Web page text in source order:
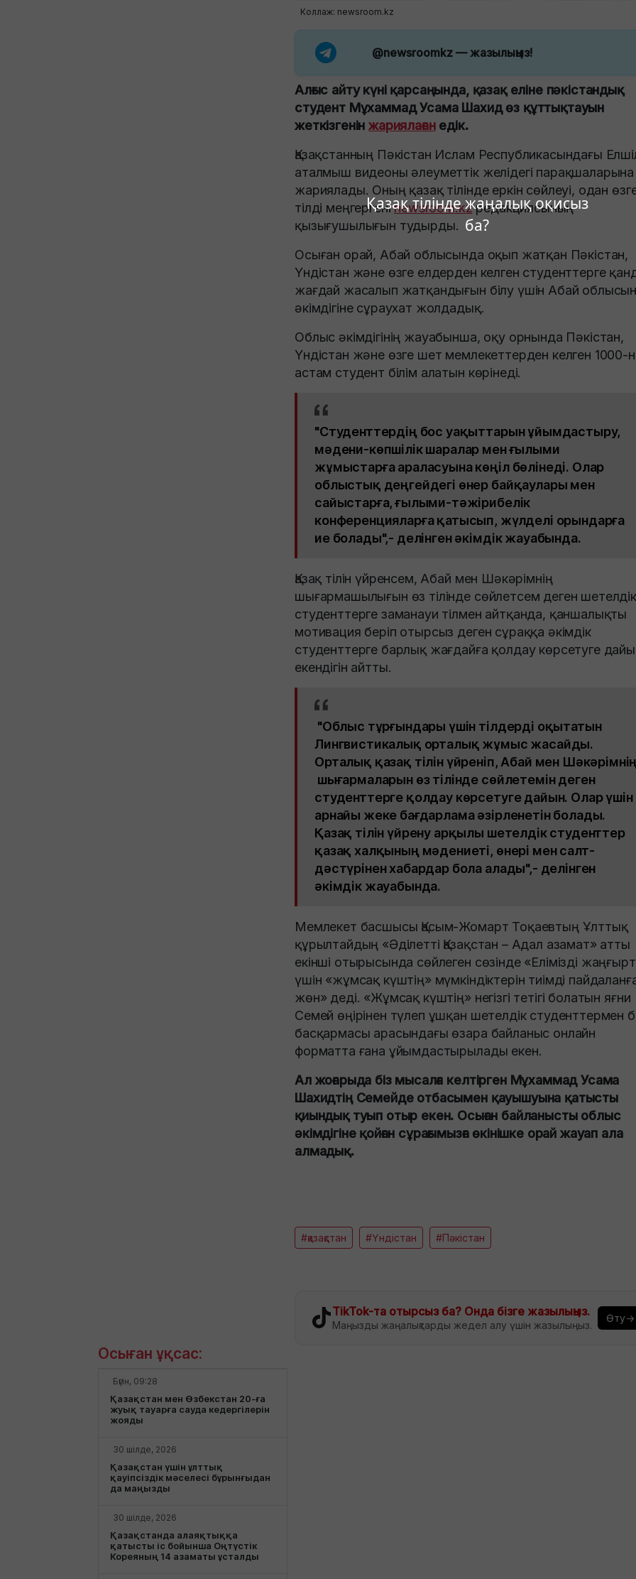
Қазақ тілінде жаңалық оқисыз
ба?
Коллаж: newsroom.kz
@newsroomkz— жазылыңыз!
Алғыс айту күні қарсаңында, қазақ еліне пәкістандық
студент Мұхаммад Усама Шахид өз құттықтауын
жеткізгенінжариялағанедік.
Қазақстанның Пәкістан Ислам Республикасындағы
аталмыш видеоны әлеуметтік желідегі парақшаларына
жариялады. Оның қазақ тілінде еркін сөйлеуі, одан
тілді меңгергеніnewsroom.kzредакциясының
қызығушылығын тудырды.
Осыған орай, Абай облысында оқып жатқан Пәкістан,
Үндістан және өзге елдерден келген студенттерге
жағдай жасалып жатқандығын білу үшін Абай
әкімдігіне сұраухат жолдадық.
Облыс әкімдігінің жауабынша, оқу орнында Пәкістан,
Үндістан және өзге шет мемлекеттерден келген 1000-
астам студент білім алатын көрінеді.
"Студенттердің бос уақыттарын ұйымдастыру,
мәдени-көпшілік шаралар мен ғылыми
жұмыстарға араласуына көңіл бөлінеді. Олар
облыстық деңгейдегі өнер байқаулары мен
сайыстарға, ғылыми-тәжірибелік
конференцияларға қатысып, жүлделі орындарға
ие болады",- делінген әкімдік жауабында.
Қазақ тілін үйренсем, Абай мен Шәкәрімнің
шығармашылығын өз тілінде сөйлетсем деген шетелдік
студенттерге заманауи тілмен айтқанда, қаншалықты
мотивация беріп отырсыз деген сұраққа әкімдік
студенттерге барлық жағдайға қолдау көрсетуге
екендігін айтты.
"Облыс тұрғындары үшін тілдерді оқытатын
Лингвистикалық орталық жұмыс жасайды.
Орталық қазақ тілін үйреніп, Абай мен
шығармаларын өз тілінде сөйлетемін деген
студенттерге қолдау көрсетуге дайын. Олар үшін
арнайы жеке бағдарлама әзірленетін болады.
Қазақ тілін үйрену арқылы шетелдік студенттер
қазақ халқының мәдениеті, өнері мен салт-
дәстүрінен хабардар бола алады",- делінген
әкімдік жауабында.
Мемлекет басшысы Қасым-Жомарт Тоқаевтың Ұлттық
құрылтайдың «Әділетті Қазақстан – Адал азамат» атты
екінші отырысында сөйлеген сөзінде «Елімізді
үшін «жұмсақ күштің» мүмкіндіктерін тиімді
жөн» деді. «Жұмсақ күштің» негізгі тетігі болатын яғни
Семей өңірінен түлеп ұшқан шетелдік студенттермен
басқармасы арасындағы өзара байланыс онлайн
форматта ғана ұйымдастырылады екен.
Ал жоғарыда біз мысалға келтірген Мұхаммад Усама
Шахидтің Семейде отбасымен қауышуына қатысты
қиындық туып отыр екен. Осыған байланысты облыс
әкімдігіне қойған сұрағымызға өкінішке орай жауап ала
алмадық.
#қазақстан #Үндістан #Пәкістан
TikTok-та отырсыз ба? Онда бізге жазылыңыз.
Маңызды жаңалықтарды жедел алу үшін жазылыңыз.
Өту→
Осыған ұқсас:
Бүгін, 09:28
Қазақстан мен Өзбекстан 20-ға
жуық тауарға сауда кедергілерін
жояды
30 шілде, 2026
Қазақстан үшін ұлттық
қауіпсіздік мәселесі бұрынғыдан
да маңызды
30 шілде, 2026
Қазақстанда алаяқтыққа
қатысты іс бойынша Оңтүстік
Кореяның 14 азаматы ұсталды